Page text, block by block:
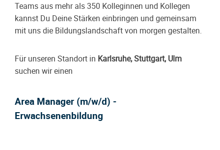
Teams aus mehr als 350 Kolleginnen und Kollegen
kannst Du Deine Stärken einbringen und gemeinsam
mit uns die Bildungslandschaft von morgen gestalten.
Für unseren Standort in Karlsruhe, Stuttgart, Ulm
suchen wir einen
Area Manager (m/w/d) -
Erwachsenenbildung